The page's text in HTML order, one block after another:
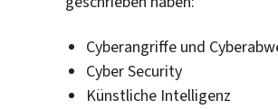
Cyberangriffe und
Cyber Security
Künstliche Intelligenz